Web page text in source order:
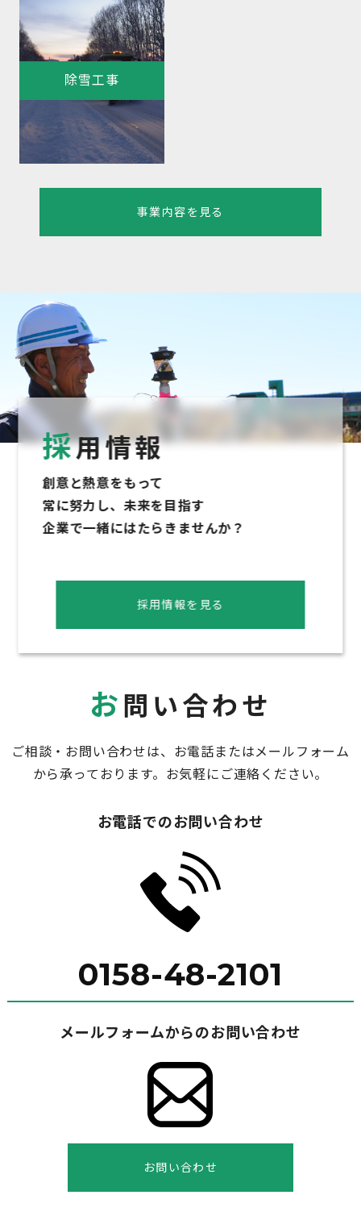
除雪工事
事業内容を見る
採用情報
創意と熱意をもって
常に努力し、未来を目指す
企業で一緒にはたらきませんか？
採用情報を見る
お 問い合わせ
ご相談・お問い合わせは、お電話またはメールフォーム
から承っております。お気軽にご連絡ください。
お電話でのお問い合わせ
0158-48-2101
メールフォームからのお問い合わせ
お問い合わせ